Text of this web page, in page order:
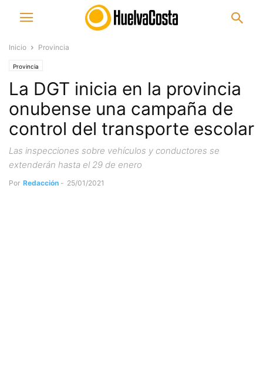
Inicio Provincia
Provincia
La DGT inicia en la provincia
onubense una campaña de
control del transporte escolar
Las inspecciones sobre vehículos y conductores se
extenderán hasta el 29 de enero
Por Redacción - 25/01/2021